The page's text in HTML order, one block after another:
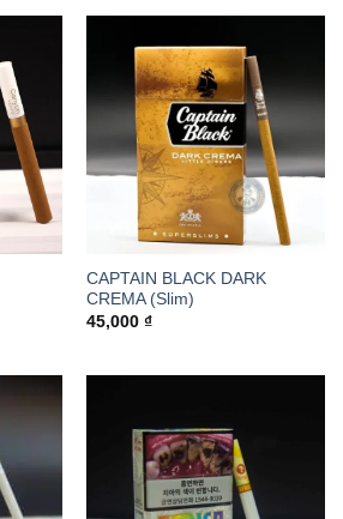
CAPTAIN BLACK DARK
CREMA (Slim)
45,000 ₫